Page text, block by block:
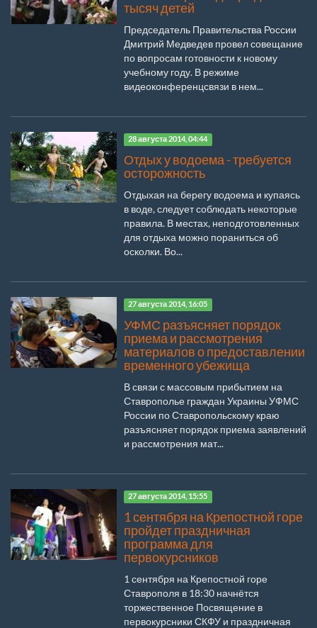
тысяч детей
Председатель Правительства России
Дмитрий Медведев провел совещание
по вопросам готовности к новому
учебному году. В режиме
видеоконференцсвязи в нем...
28 августа 2014, 04:44
Отдых у водоема - требуется
осторожность
Отдыхая на берегу водоема и купаясь
в воде, следует соблюдать некоторые
правила. В местах, неподготовленных
для отдыха можно пораниться об
осколки. Во...
27 августа 2014, 16:05
УФМС разъясняет порядок
приема и рассмотрения
материалов о предоставлении
временного убежища
В связи с массовым прибытием на
Ставрополье граждан Украины УФМС
России по Ставропольскому краю
разъясняет порядок приема заявлений
и рассмотрения мат...
27 августа 2014, 15:55
1 сентября на Крепостной горе
пройдет праздничная
программа для
первокурсников
1 сентября на Крепостной горе
Ставрополя в 18:30 начнётся
торжественное Посвящение в
первокурсники СКФУ и праздничная